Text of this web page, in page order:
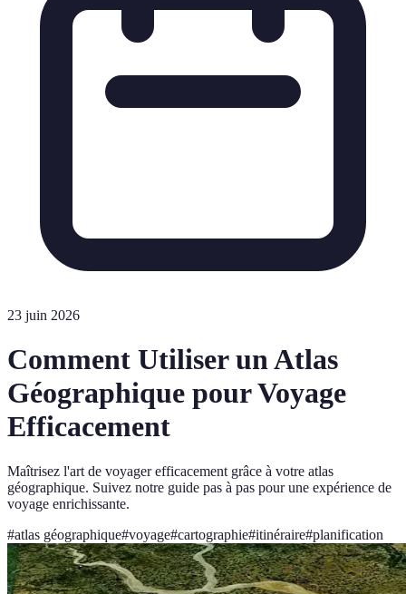
23 juin 2026
Comment Utiliser un Atlas
Géographique pour Voyage
Efficacement
Maîtrisez l'art de voyager efficacement grâce à votre atlas
géographique. Suivez notre guide pas à pas pour une expérience de
voyage enrichissante.
#atlas géographique#voyage#cartographie#itinéraire#planification